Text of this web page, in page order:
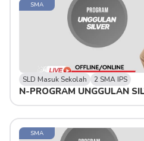
SMA
SLD Masuk Sekolah 2 SMA IPS
N-PROGRAM UNGGULAN
SMA